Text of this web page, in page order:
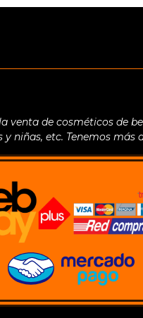
venta de cosméticos de
niñas, etc. Tenemos más